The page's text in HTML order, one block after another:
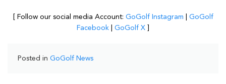
[ Follow our social media Account: GoGolf Instagram
GoGolf
Facebook
GoGolf X
Posted in GoGolf News